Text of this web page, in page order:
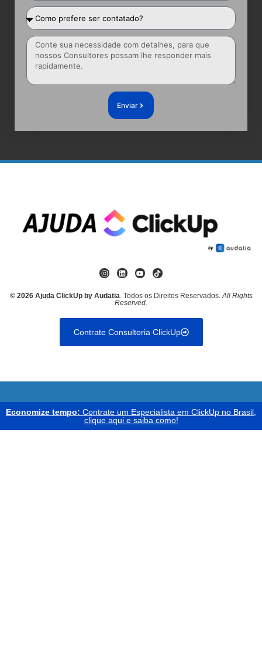
Enviar
© 2026 Ajuda ClickUp by Audatia . Todos os Direitos Reservados. All Rights
Reserved.
Contrate Consultoria ClickUp
Economize tempo: Contrate um Especialista em ClickUp no Brasil,
clique aqui e saiba como!